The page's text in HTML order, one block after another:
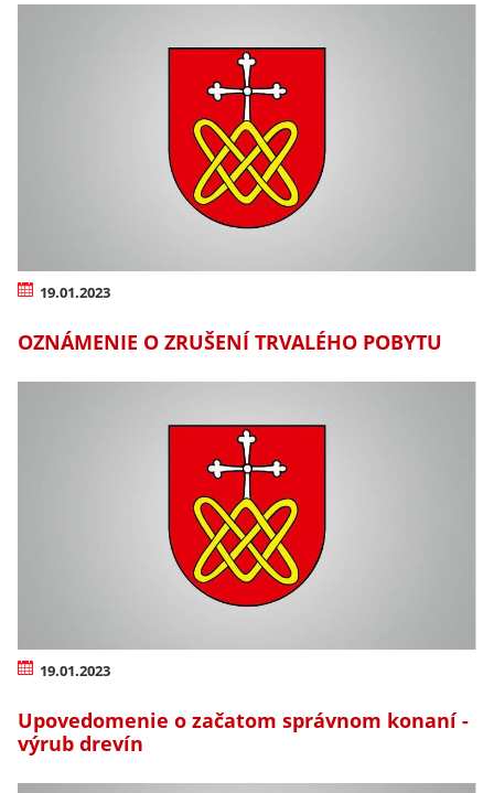
19.01.2023
OZNÁMENIE O ZRUŠENÍ TRVALÉHO POBYTU
19.01.2023
Upovedomenie o začatom správnom konaní -
výrub drevín